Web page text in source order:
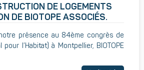
DE LOGEMENTS
DE BIOTOPE ASSOCIÉS.
présence au 84ème congrès de
pour l’Habitat) à Montpellier, BIOTOPE